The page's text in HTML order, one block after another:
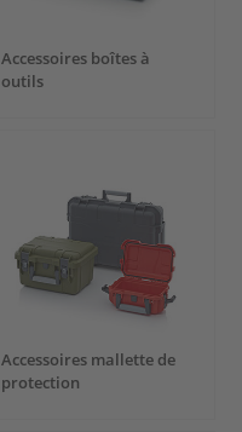
Accessoires boîtes à
outils
Accessoires mallette de
protection